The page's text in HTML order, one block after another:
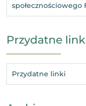
społecznościowego
Przydatne
Przydatne linki